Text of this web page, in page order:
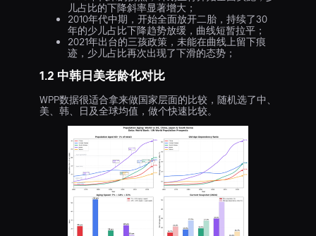
儿占比的下降斜率显著增大；
2010年代中期，开始全面放开二胎，持续了30
年的少儿占比下降趋势放缓，曲线短暂拉平；
2021年出台的三孩政策，未能在曲线上留下痕
迹，少儿占比再次出现了下滑的态势；
1.2 中韩日美老龄化对比
WPP数据很适合拿来做国家层面的比较，随机选了中、
美、韩、日及全球均值，做个快速比较。